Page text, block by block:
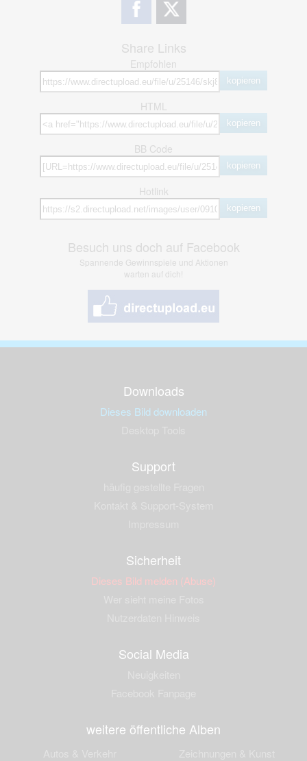
Share Links
Empfohlen
kopieren
HTML
kopieren
BB Code
kopieren
Hotlink
kopieren
Besuch uns doch auf Facebook
Spannende Gewinnspiele und Aktionen
warten auf dich!
Downloads
Dieses Bild downloaden
Support
Sicherheit
Dieses Bild melden (Abuse)
Social Media
weitere öffentliche Alben